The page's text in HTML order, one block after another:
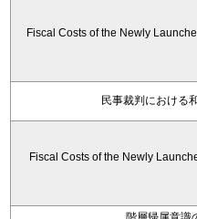
Fiscal Costs of the Newly
民事裁判における
Fiscal Costs of the Newly